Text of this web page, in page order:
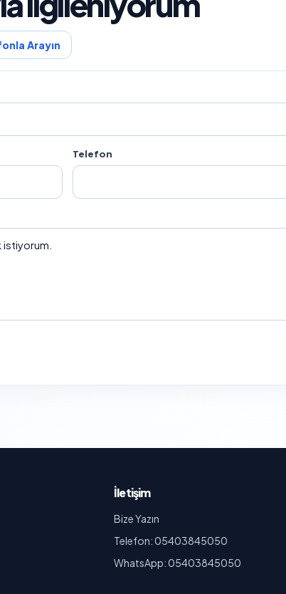
Arayın
Telefon
İletişim
Bize Yazın
Telefon: 05403845050
WhatsApp: 05403845050